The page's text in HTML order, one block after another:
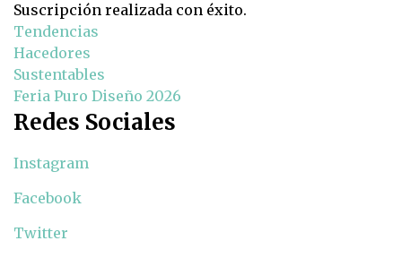
Suscripción realizada con éxito.
Tendencias
Hacedores
Sustentables
Feria Puro Diseño 2026
Redes Sociales
Instagram
Facebook
Twitter